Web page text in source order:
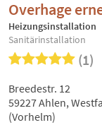
Overhage
Heizungsinstallation
Sanitärinstallation
(1)
Breedestr. 12
59227 Ahlen,
(Vorhelm)